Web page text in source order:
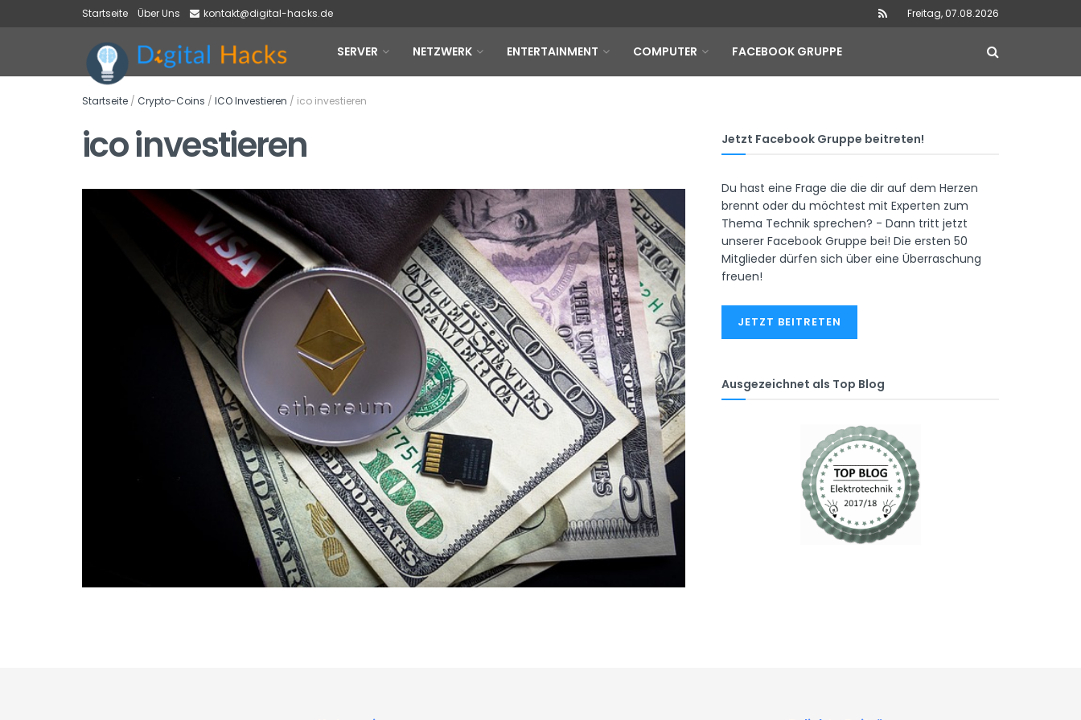
Startseite Über Uns kontakt@digital-hacks.de Freitag, 07.08.2026
SERVER NETZWERK ENTERTAINMENT COMPUTER FACEBOOK GRUPPE
Startseite / Crypto-Coins / ICO Investieren / ico investieren
ico investieren Jetzt Facebook Gruppe beitreten!
Du hast eine Frage die die dir auf dem Herzen
brennt oder du möchtest mit Experten zum
Thema Technik sprechen? - Dann tritt jetzt
unserer Facebook Gruppe bei! Die ersten 50
Mitglieder dürfen sich über eine Überraschung
freuen!
JETZT BEITRETEN
Ausgezeichnet als Top Blog